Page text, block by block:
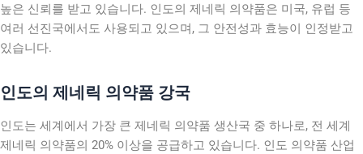
높은 신뢰를 받고 있습니다. 인도의 제네릭 의약품은 미국, 유럽 등
여러 선진국에서도 사용되고 있으며, 그 안전성과 효능이 인정받고
있습니다.
인도의 제네릭 의약품 강국
인도는 세계에서 가장 큰 제네릭 의약품 생산국 중 하나로, 전 세계
제네릭 의약품의 20% 이상을 공급하고 있습니다. 인도 의약품 산업